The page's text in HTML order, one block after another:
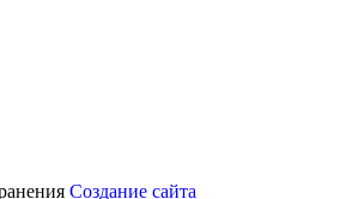
Создание сайта